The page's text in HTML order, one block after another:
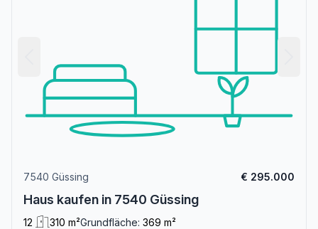
7540 Güssing € 295.000
Haus kaufen in 7540 Güssing
12 310 m²Grundfläche: 369 m²